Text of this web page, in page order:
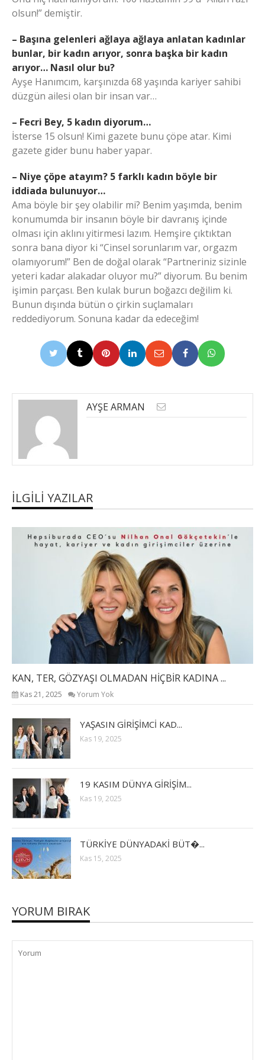
olsun!” demiştir.
– Başına gelenleri ağlaya ağlaya anlatan kadınlar
bunlar, bir kadın arıyor, sonra başka bir kadın
arıyor… Nasıl olur bu?
Ayşe Hanımcım, karşınızda 68 yaşında kariyer sahibi
düzgün ailesi olan bir insan var…
– Fecri Bey, 5 kadın diyorum…
İsterse 15 olsun! Kimi gazete bunu çöpe atar. Kimi
gazete gider bunu haber yapar.
– Niye çöpe atayım? 5 farklı kadın böyle bir
iddiada bulunuyor…
Ama böyle bir şey olabilir mi? Benim yaşımda, benim
konumumda bir insanın böyle bir davranış içinde
olması için aklını yitirmesi lazım. Hemşire çıktıktan
sonra bana diyor ki “Cinsel sorunlarım var, orgazm
olamıyorum!” Ben de doğal olarak “Partneriniz sizinle
yeteri kadar alakadar oluyor mu?” diyorum. Bu benim
işimin parçası. Ben kulak burun boğazcı değilim ki.
Bunun dışında bütün o çirkin suçlamaları
reddediyorum. Sonuna kadar da edeceğim!
AYŞE ARMAN
İLGILI YAZILAR
KAN, TER, GÖZYAŞI OLMADAN HİÇBİR KADINA ...
Kas 21, 2025 Yorum Yok
YAŞASIN GİRİŞİMCİ KAD...
Kas 19, 2025
19 KASIM DÜNYA GİRİŞİM...
Kas 19, 2025
TÜRKİYE DÜNYADAKİ BÜT�...
Kas 15, 2025
YORUM BIRAK